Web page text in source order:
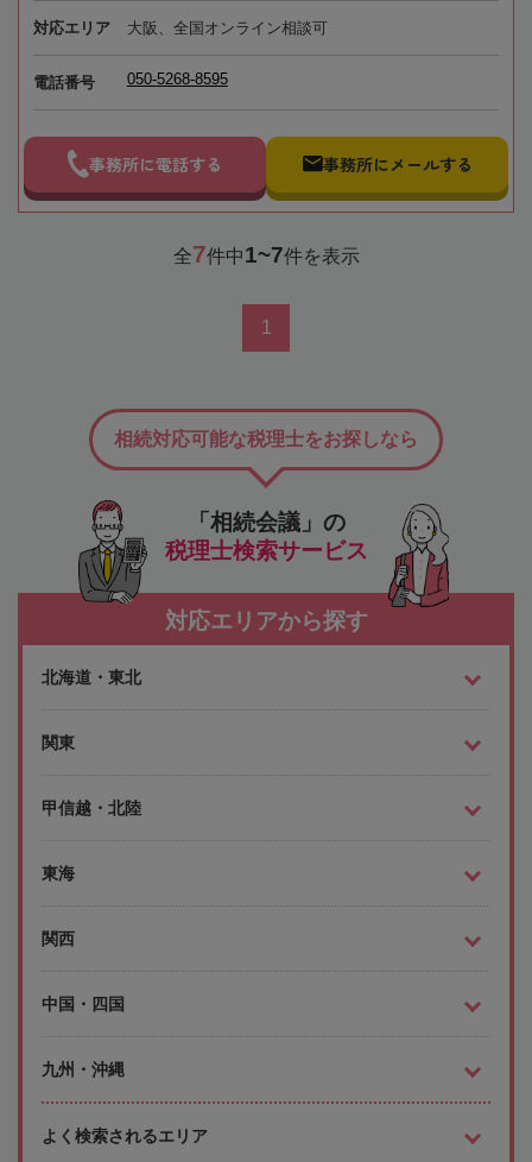
対応エリア 大阪、全国オンライン相談可
電話番号 050-5268-8595
事務所に電話する 事務所にメールする
全7件中1~7件を表示
1
「相続会議」の
税理士検索サービス
相続対応可能な税理士をお探しなら
対応エリアから探す
北海道・東北
関東
甲信越・北陸
東海
関西
中国・四国
九州・沖縄
よく検索されるエリア